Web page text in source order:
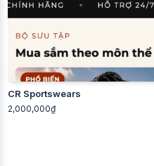
CR Sportswears
2,000,000₫